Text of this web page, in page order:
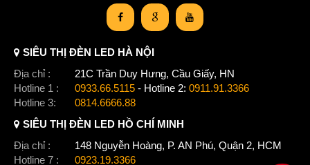
SIÊU THỊ ĐÈN LED HÀ NỘI
Địa chỉ :
21C Trần Duy Hưng, Cầu Giấy, HN
Hotline 1 :
0933.66.5115 - Hotline 2: 0911.91.3366
Hotline 3:
0814.6666.88
SIÊU THỊ ĐÈN LED HỒ CHÍ MINH
Địa chỉ :
148 Nguyễn Hoàng, P. AN Phú, Quận 2, HCM
Hotline 7 :
0923.19.3366